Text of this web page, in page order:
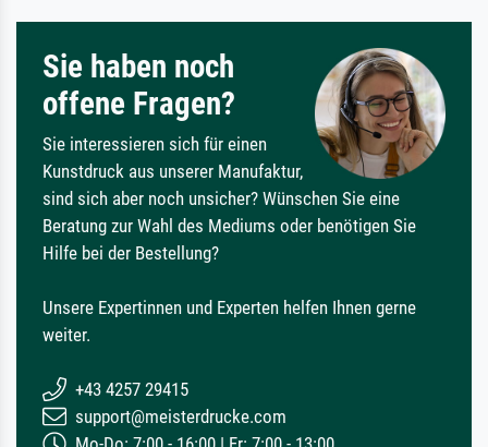
Sie haben noch
offene Fragen?
Sie interessieren sich für einen
Kunstdruck aus unserer Manufaktur,
sind sich aber noch unsicher? Wünschen Sie eine
Beratung zur Wahl des Mediums oder benötigen Sie
Hilfe bei der Bestellung?
Unsere Expertinnen und Experten helfen Ihnen gerne
weiter.
+43 4257 29415
support@meisterdrucke.com